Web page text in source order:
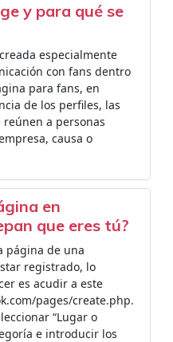
y para qué se
especialmente
con fans dentro
para fans, en
de los perfiles, las
a personas
causa o
en
que eres tú?
página de una
registrado, lo
es acudir a este
pages/create.php.
“Lugar o
e introducir los